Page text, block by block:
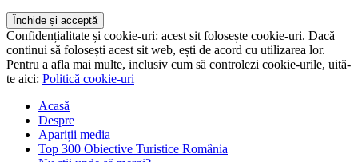
Confidențialitate și cookie-uri: acest sit folosește cookie-uri. Dacă
continui să folosești acest sit web, ești de acord cu utilizarea lor.
Pentru a afla mai multe, inclusiv cum să controlezi cookie-urile, uită-
Acasă
Despre
Apariții media